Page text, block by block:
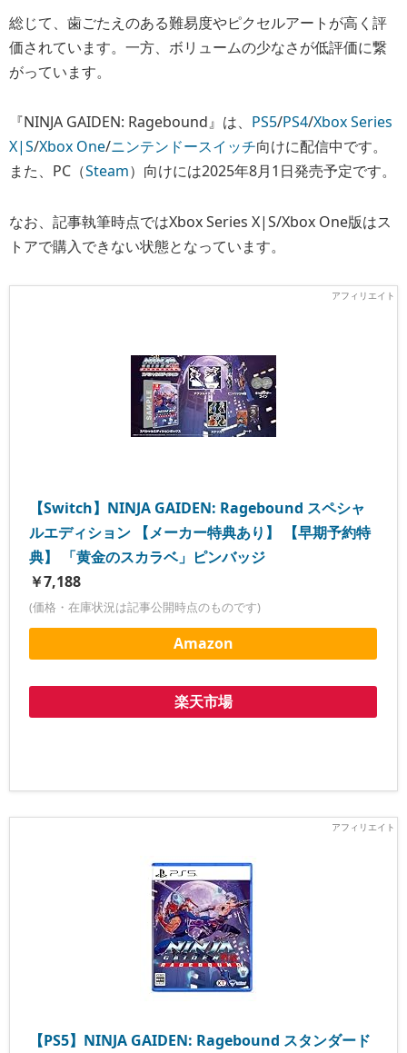
総じて、歯ごたえのある難易度やピクセルアートが高く評
価されています。一方、ボリュームの少なさが低評価に繋
がっています。
『NINJA GAIDEN: Ragebound』は、 PS5/PS4/Xbox Series
X|S/Xbox One/ニンテンドースイッチ向けに配信中です。
また、PC（Steam）向けには2025年8月1日発売予定です。
なお、記事執筆時点ではXbox Series X|S/Xbox One版はス
トアで購入できない状態となっています。
【Switch】NINJA GAIDEN: Ragebound スペシャ
ルエディション 【メーカー特典あり】 【早期予約特
典】 「黄金のスカラベ」ピンバッジ
￥7,188
(価格・在庫状況は記事公開時点のものです)
Amazon
楽天市場
【PS5】NINJA GAIDEN: Ragebound スタンダード